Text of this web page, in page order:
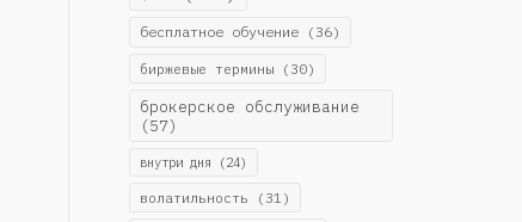
бесплатное обучение(36)
биржевые термины(30)
брокерское обслуживание
(57)
внутри дня (24)
волатильность (31)